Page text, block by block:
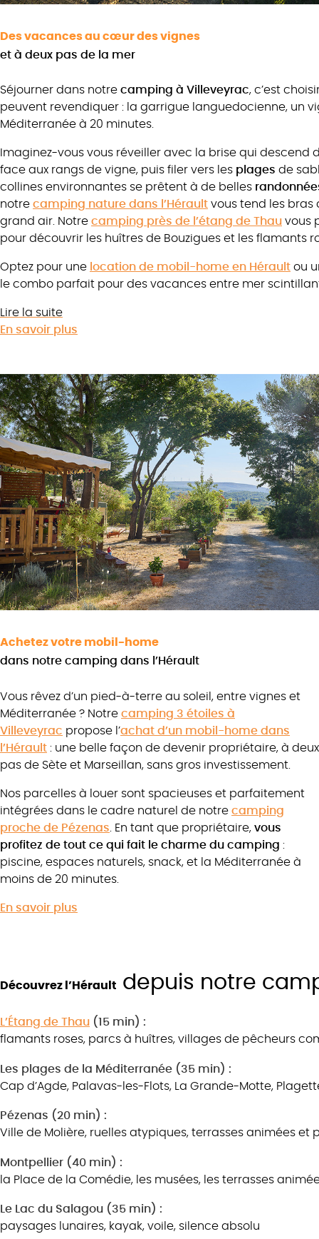
Des vacances au cœur des vignes
et à deux pas de la mer
Séjourner dans notre camping à Villeveyrac, c’est
peuvent revendiquer : la garrigue languedocienne, un
Méditerranée à 20 minutes.
Imaginez-vous vous réveiller avec la brise qui descend
face aux rangs de vigne, puis filer vers les plages de
collines environnantes se prêtent à de belles
notre camping nature dans l’Hérault vous tend les bras
grand air. Notre camping près de l’étang de Thau vous
pour découvrir les huîtres de Bouzigues et les flamants
Optez pour une location de mobil-home en Hérault ou
le combo parfait pour des vacances entre mer
Lire la suite
En savoir plus
Achetez votre mobil-home
dans notre camping dans l’Hérault
Vous rêvez d’un pied-à-terre au soleil, entre vignes et
Méditerranée ? Notre camping 3 étoiles à
Villeveyrac propose l’achat d’un mobil-home dans
l’Hérault : une belle façon de devenir propriétaire, à deux
pas de Sète et Marseillan, sans gros investissement.
Nos parcelles à louer sont spacieuses et parfaitement
intégrées dans le cadre naturel de notre camping
proche de Pézenas. En tant que propriétaire, vous
profitez de tout ce qui fait le charme du camping :
piscine, espaces naturels, snack, et la Méditerranée à
moins de 20 minutes.
En savoir plus
Découvrez l’Hérault depuis notre
L’Étang de Thau (15 min) :
flamants roses, parcs à huîtres, villages de pêcheurs
Les plages de la Méditerranée (35 min) :
Cap d’Agde, Palavas-les-Flots, La Grande-Motte,
Pézenas (20 min) :
Ville de Molière, ruelles atypiques, terrasses animées
Montpellier (40 min) :
la Place de la Comédie, les musées, les terrasses
Le Lac du Salagou (35 min) :
paysages lunaires, kayak, voile, silence absolu